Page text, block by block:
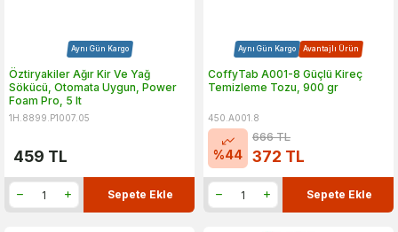
Aynı Gün Kargo
Öztiryakiler Ağır Kir Ve Yağ
Sökücü, Otomata Uygun, Power
Foam Pro, 5 lt
1H.8899.P1007.05
459 TL
Sepete Ekle
Aynı Gün Kargo Avantajlı Ürün
CoffyTab A001-8 Güçlü Kireç
Temizleme Tozu, 900 gr
450.A001.8
%44
666TL
372 TL
Sepete Ekle